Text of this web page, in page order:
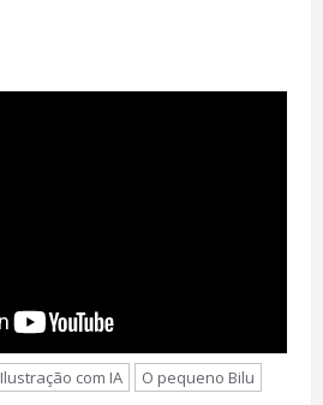
Ilustração com IA O pequeno Bilu